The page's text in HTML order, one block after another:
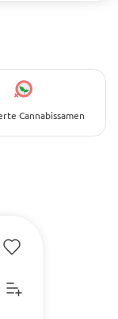
Cannabissamen